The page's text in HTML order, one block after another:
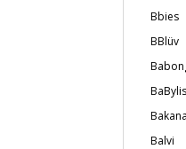
Bbies
BBlüv
Balvi